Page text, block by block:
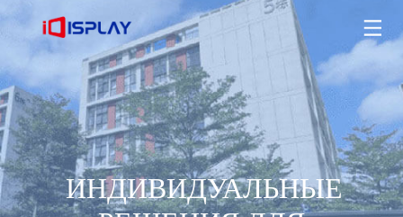
ИНДИВИДУАЛЬНЫЕ
ИНДИВИДУАЛЬНЫЕ РЕШЕНИЯ ДЛЯ СВЕТОДИОДНЫХ
ДИСПЛЕЕВ
УЗНАТЬ БОЛЬШЕ